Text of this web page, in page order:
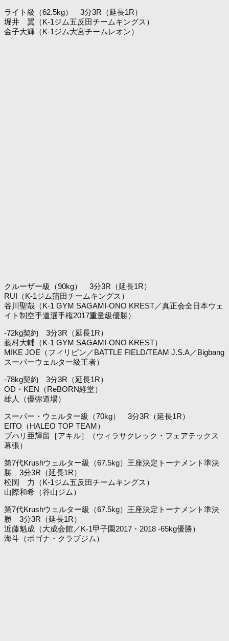
ライト級（62.5kg） 3分3R（延長1R）
堀井 翼（K-1ジム五反田チームキングス）
金子大輝（K-1ジム大宮チームレオン）
クルーザー級（90kg） 3分3R（延長1R）
RUI（K-1ジム蒲田チームキングス）
谷川聖哉（K-1 GYM SAGAMI-ONO KREST／真正会全日本ウェ
イト制空手道選手権2017重量級優勝）
-72kg契約 3分3R（延長1R）
藤村大輔（K-1 GYM SAGAMI-ONO KREST）
MIKE JOE（フィリピン／BATTLE FIELD/TEAM J.S.A／Bigbang
スーパーウェルター級王者）
-78kg契約 3分3R（延長1R）
OD・KEN（ReBORN経堂）
雄人（優弥道場）
スーパー・ウェルター級（70kg） 3分3R（延長1R）
EITO（HALEO TOP TEAM）
ブハリ亜輝留［アキル］（ウィラサクレック・フェアテックス
幕張）
第7代Krushウェルター級（67.5kg）王座決定トーナメント準決
勝 3分3R（延長1R）
松岡 力（K-1ジム五反田チームキングス）
山際和希（谷山ジム）
第7代Krushウェルター級（67.5kg）王座決定トーナメント準決
勝 3分3R（延長1R）
近藤魁成（大成会館／K-1甲子園2017・2018 -65kg優勝）
海斗（ポゴナ・クラブジム）